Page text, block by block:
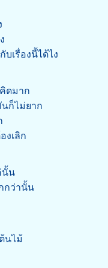
บเรื่องนี้ได้ไง
ดมาก
ก็ไม่ยาก
งเลิก
นั้น
กว่านั้น
นไม้